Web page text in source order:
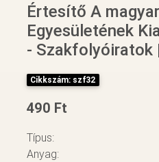
Értesítő A
Egyesületének
- Szakfolyóiratok
Cikkszám: szf32
490 Ft
Típus:
Anyag: